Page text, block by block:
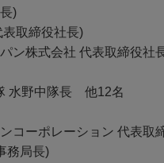
)
取締役社長)
ン株式会社 代表取締役社
水野中隊長 他12名
コーポレーション 代表取
務局長)